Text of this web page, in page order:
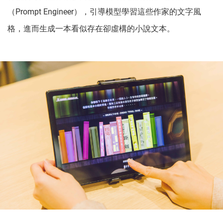
（Prompt Engineer），引導模型學習這些作家的文字風
格，進而生成一本看似存在卻虛構的小說文本。